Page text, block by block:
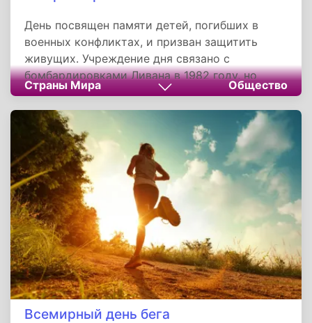
День посвящен памяти детей, погибших в
военных конфликтах, и призван защитить
живущих. Учреждение дня связано с
бомбардировками Ливана в 1982 году, но
сегодня он символизирует глобальную борьбу
за права детей в зонах войн. Его значимость
— в объединении усилий для создания мира,
где детство не будет омрачено насилием.
Страны Мира Общество
Всемирный день бега